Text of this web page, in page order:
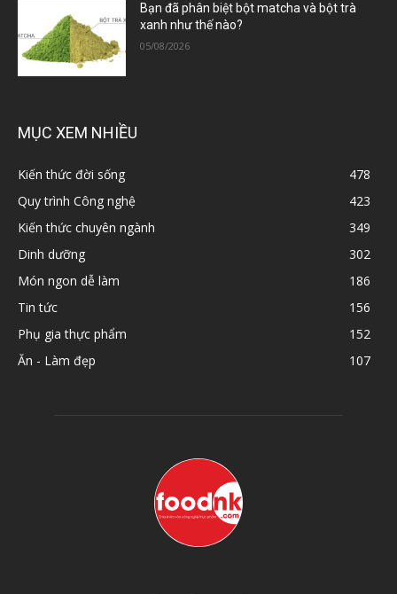
Bạn đã phân biệt bột matcha và bột trà
xanh như thế nào?
05/08/2026
MỤC XEM NHIỀU
Kiến thức đời sống
478
Quy trình Công nghệ
423
Kiến thức chuyên ngành
349
Dinh dưỡng
302
Món ngon dễ làm
186
Tin tức
156
Phụ gia thực phẩm
152
Ăn - Làm đẹp
107